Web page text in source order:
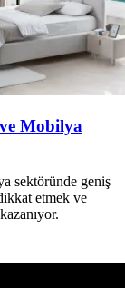
Mobilya
sektöründe geniş
etmek ve